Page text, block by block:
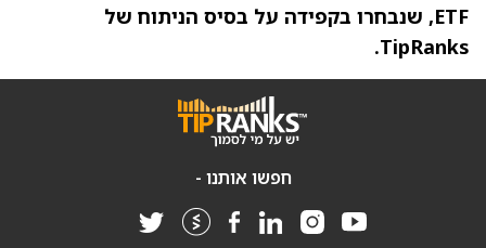
ETF, שנבחרו בקפידה על בסיס הניתוח של
TipRanks.
חפשו אותנו -